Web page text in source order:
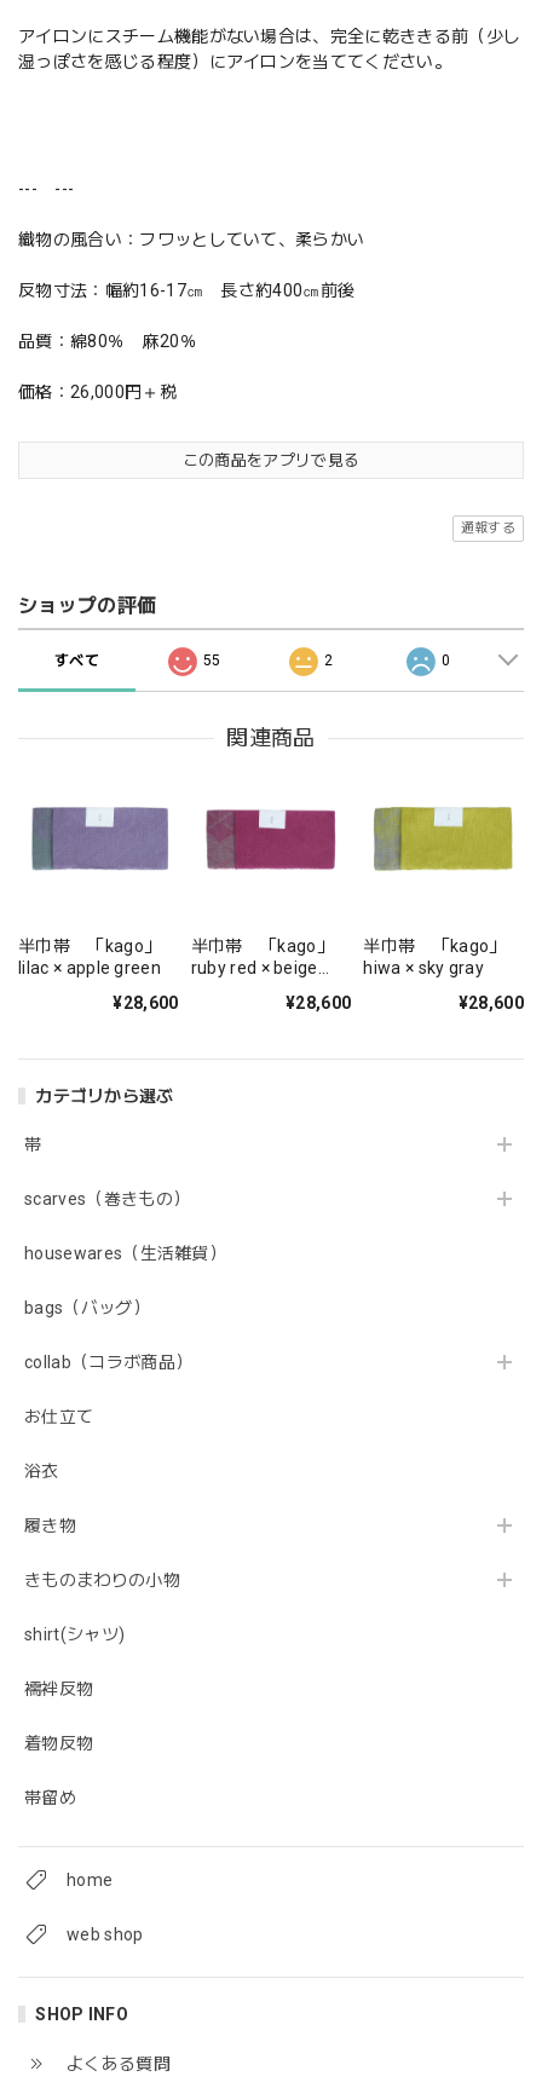
カテゴリから選ぶ
帯
scarves（巻きもの）
housewares（生活雑貨）
bags（バッグ）
collab（コラボ商品）
お仕立て
浴衣
履き物
きものまわりの小物
shirt(シャツ)
襦袢反物
着物反物
帯留め
home
web shop
SHOP INFO
よくある質問
アイロンにスチーム機能がない場合は、完全に乾ききる前（少し
湿っぽさを感じる程度）にアイロンを当ててください。
--- ---
織物の風合い：フワッとしていて、柔らかい
反物寸法：幅約16-17㎝ 長さ約400㎝前後
品質：綿80％ 麻20％
価格：26,000円＋税
この商品をアプリで見る
通報する
ショップの評価
すべて 55 2 0
関連商品
半巾帯 「kago」
lilac × apple green
¥28,600
半巾帯 「kago」
ruby red × beige
¥28,600
半巾帯 「kago」
hiwa × sky gray
¥28,600